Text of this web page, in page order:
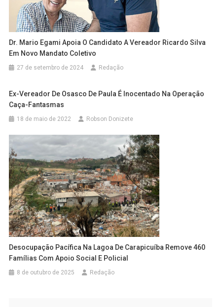
Dr. Mario Egami Apoia O Candidato A Vereador Ricardo Silva
Em Novo Mandato Coletivo
27 de setembro de 2024 Redação
Ex-Vereador De Osasco De Paula É Inocentado Na Operação
Caça-Fantasmas
18 de maio de 2022 Robson Donizete
Desocupação Pacífica Na Lagoa De Carapicuíba Remove 460
Famílias Com Apoio Social E Policial
8 de outubro de 2025 Redação